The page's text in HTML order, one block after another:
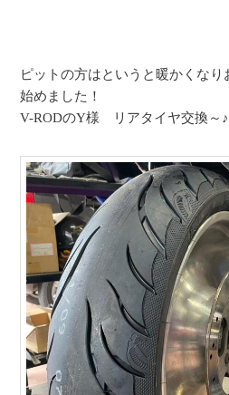
ピットの方はというと暖かくなり
始めました！
V-RODのY様 リアタイヤ交換～♪